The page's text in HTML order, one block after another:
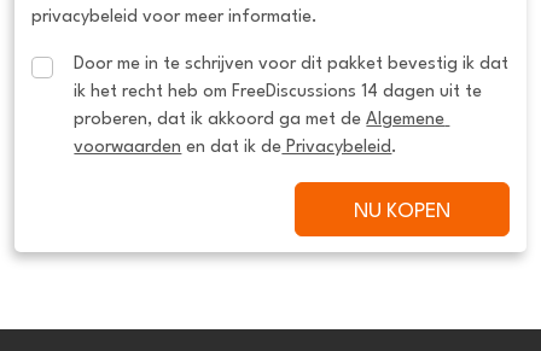
privacybeleid voor meer informatie.
Door me in te schrijven voor dit pakket bevestig ik dat
ik het recht heb om FreeDiscussions 14 dagen uit te
proberen, dat ik akkoord ga met de Algemene
voorwaarden en dat ik de Privacybeleid .
NU KOPEN